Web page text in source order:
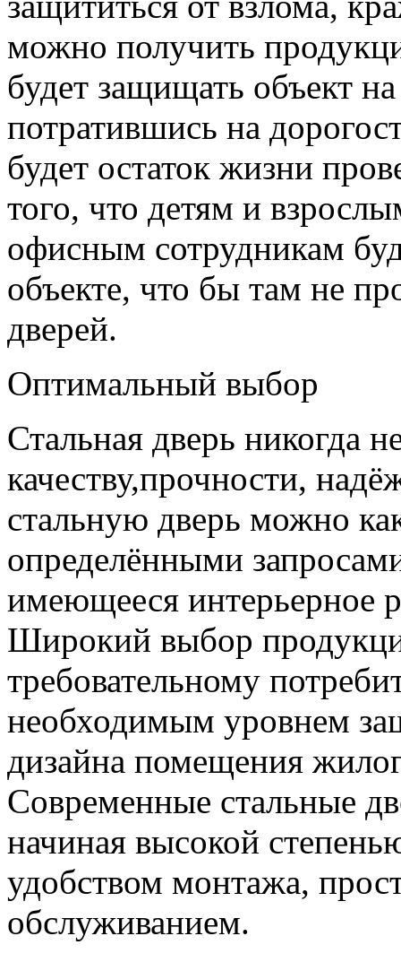
можно получить
будет защищать объект
потратившись на
будет остаток жизни
того, что детям и
офисным сотрудникам
объекте, что бы там не
дверей.
Оптимальный выбор
Стальная дверь никогда
качеству,прочности,
стальную дверь можно
определёнными
имеющееся интерьерное
Широкий выбор
требовательному
необходимым уровнем
дизайна помещения
Современные стальные
начиная высокой
удобством монтажа,
обслуживанием.